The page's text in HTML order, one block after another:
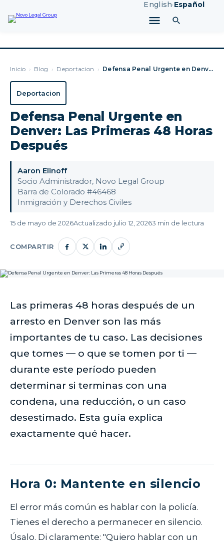
English·Español
Inicio › Blog › Deportacion › Defensa Penal Urgente en Denver: Las Primeras 48 Horas Despu…
Deportacion
Defensa Penal Urgente en
Denver: Las Primeras 48 Horas
Después
Aaron Elinoff
Socio Administrador, Novo Legal Group
Barra de Colorado #46468
Inmigración y Derechos Civiles
15 de mayo de 2026Actualizado julio 12, 20263 min de lectura
COMPARTIR
Las primeras 48 horas después de un
arresto en Denver son las más
importantes de tu caso. Las decisiones
que tomes — o que se tomen por ti —
durante este período pueden
determinar si terminas con una
condena, una reducción, o un caso
desestimado. Esta guía explica
exactamente qué hacer.
Hora 0: Mantente en silencio
El error más común es hablar con la policía.
Tienes el derecho a permanecer en silencio.
Úsalo. Di claramente: "Quiero hablar con un